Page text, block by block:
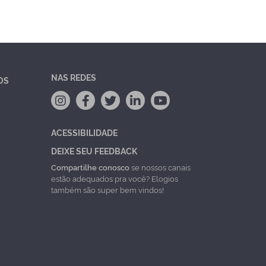
NAS REDES
ACESSIBILIDADE
DEIXE SEU FEEDBACK
Compartilhe conoscose nossos canais
estão adequados pra você? Elogios
também são super bem vindos!